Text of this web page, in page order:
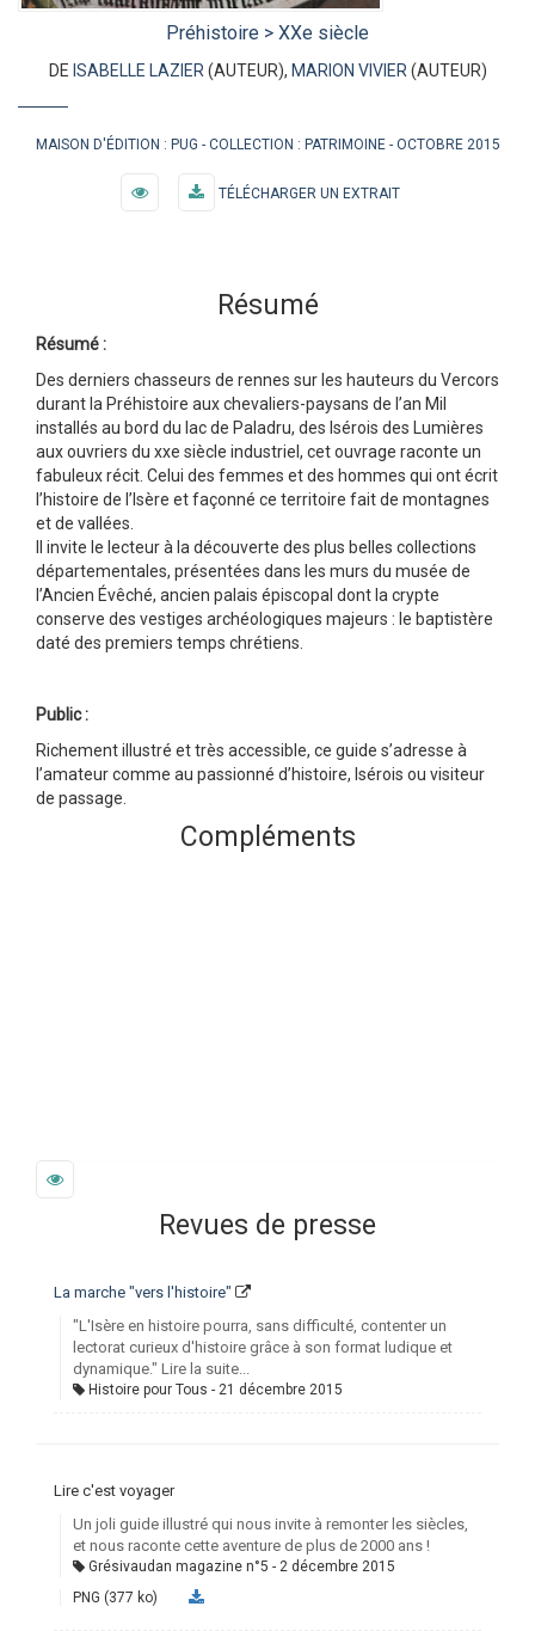
Préhistoire > XXe siècle
DE ISABELLE LAZIER (AUTEUR), MARION VIVIER (AUTEUR)
MAISON D'ÉDITION : PUG COLLECTION : PATRIMOINE OCTOBRE 2015
TÉLÉCHARGER UN EXTRAIT
Résumé
Résumé :
Des derniers chasseurs de rennes sur les hauteurs du Vercors
durant la Préhistoire aux chevaliers-paysans de l’an Mil
installés au bord du lac de Paladru, des Isérois des Lumières
aux ouvriers du xxe siècle industriel, cet ouvrage raconte un
fabuleux récit. Celui des femmes et des hommes qui ont écrit
l’histoire de l’Isère et façonné ce territoire fait de montagnes
et de vallées.
Il invite le lecteur à la découverte des plus belles collections
départementales, présentées dans les murs du musée de
l’Ancien Évêché, ancien palais épiscopal dont la crypte
conserve des vestiges archéologiques majeurs : le baptistère
daté des premiers temps chrétiens.
Public :
Richement illustré et très accessible, ce guide s’adresse à
l’amateur comme au passionné d’histoire, Isérois ou visiteur
de passage.
Compléments
Revues de presse
La marche "vers l'histoire"
"L'Isère en histoire pourra, sans difficulté, contenter un
lectorat curieux d'histoire grâce à son format ludique et
dynamique." Lire la suite...
Histoire pour Tous 21 décembre 2015
Lire c'est voyager
Un joli guide illustré qui nous invite à remonter les siècles,
et nous raconte cette aventure de plus de 2000 ans !
Grésivaudan magazine n°5
2 décembre 2015
PNG (377 ko)